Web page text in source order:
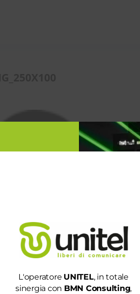
L'operatore UNITEL, in totale
sinergia con BMN Consulting,